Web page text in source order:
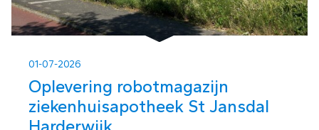
01-07-2026
Oplevering robotmagazijn
ziekenhuisapotheek St Jansdal